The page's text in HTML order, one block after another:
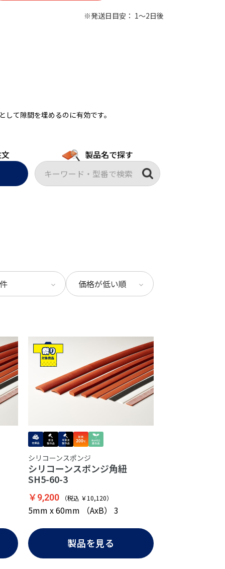
※発送日目安： 1～2日後
て隙間を埋めるのに有効です。
製品名で探す
シリコーンスポンジ
シリコーンスポンジ角紐
SH5-60-3
￥9,200 （税込 ￥10,120）
5mm x 60mm （AxB） 3
製品を見る